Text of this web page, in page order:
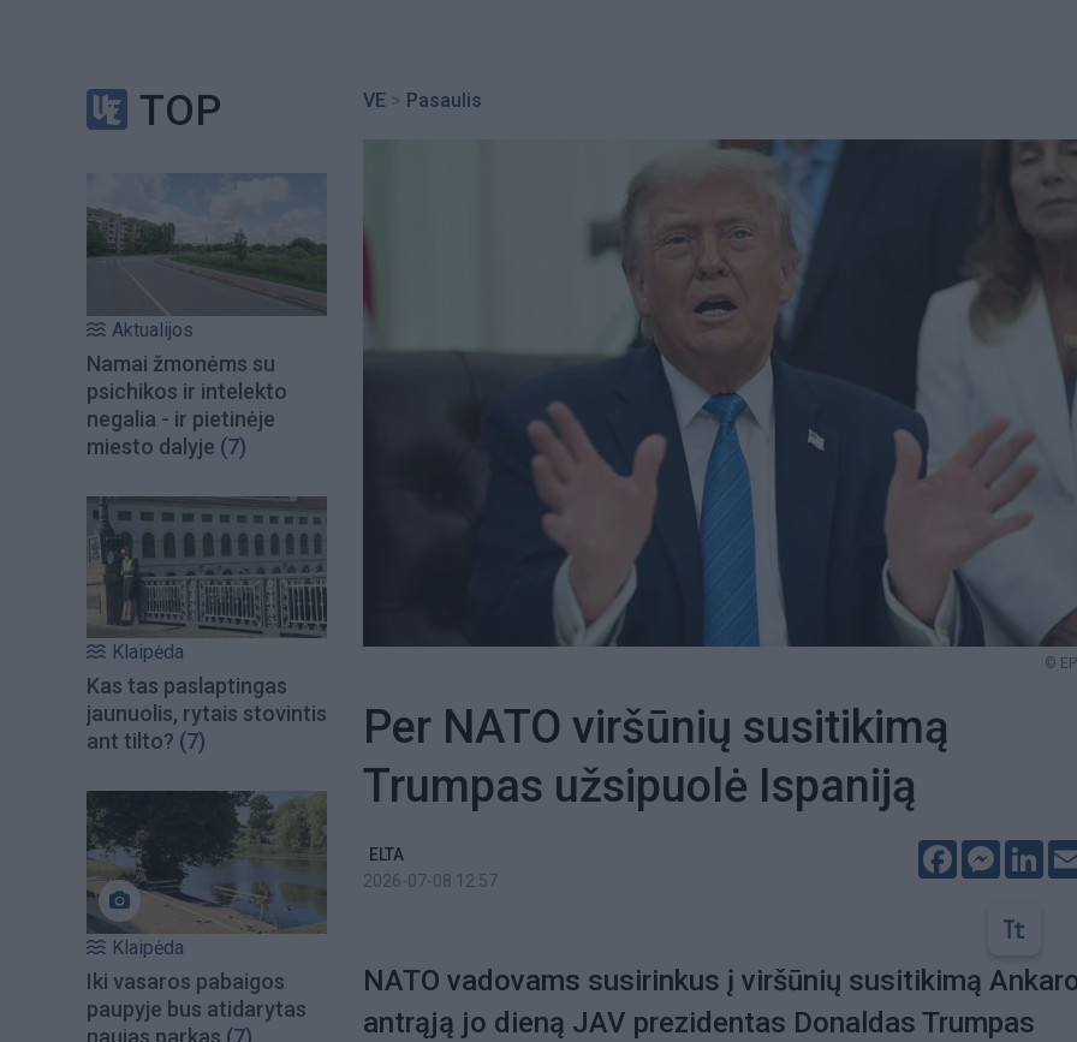
TOP
Aktualijos
Namai žmonėms su
psichikos ir intelekto
negalia - ir pietinėje
miesto dalyje (7)
Klaipėda
Kas tas paslaptingas
jaunuolis, rytais stovintis
ant tilto? (7)
Klaipėda
Iki vasaros pabaigos
paupyje bus atidarytas
naujas parkas (7)
VE > Pasaulis
©
Per NATO viršūnių susitikimą
Trumpas užsipuolė Ispaniją
ELTA
2026-07-08 12:57
Facebook
NATO vadovams susirinkus į viršūnių susitikimą
antrąją jo dieną JAV prezidentas Donaldas Trumpas